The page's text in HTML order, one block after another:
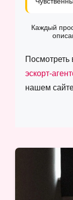
Каждый
Посмотреть
эскорт-
нашем